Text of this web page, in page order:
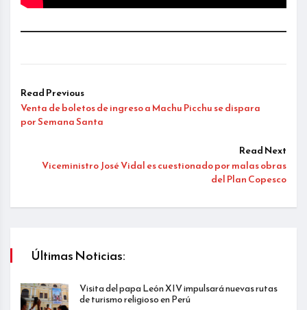
Read Previous
Venta de boletos de ingreso a Machu Picchu se dispara
por Semana Santa
Read Next
Viceministro José Vidal es cuestionado por malas obras
del Plan Copesco
Últimas Noticias:
Visita del papa León XIV impulsará nuevas rutas
de turismo religioso en Perú